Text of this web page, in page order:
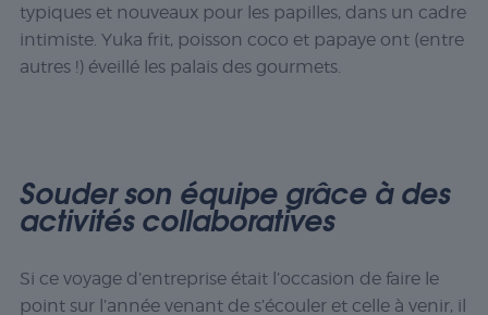
typiques et nouveaux pour les papilles, dans un cadre
intimiste. Yuka frit, poisson coco et papaye ont (entre
autres !) éveillé les palais des gourmets.
Souder son équipe grâce à des
activités collaboratives
Si ce voyage d’entreprise était l’occasion de faire le
point sur l’année venant de s’écouler et celle à venir, il